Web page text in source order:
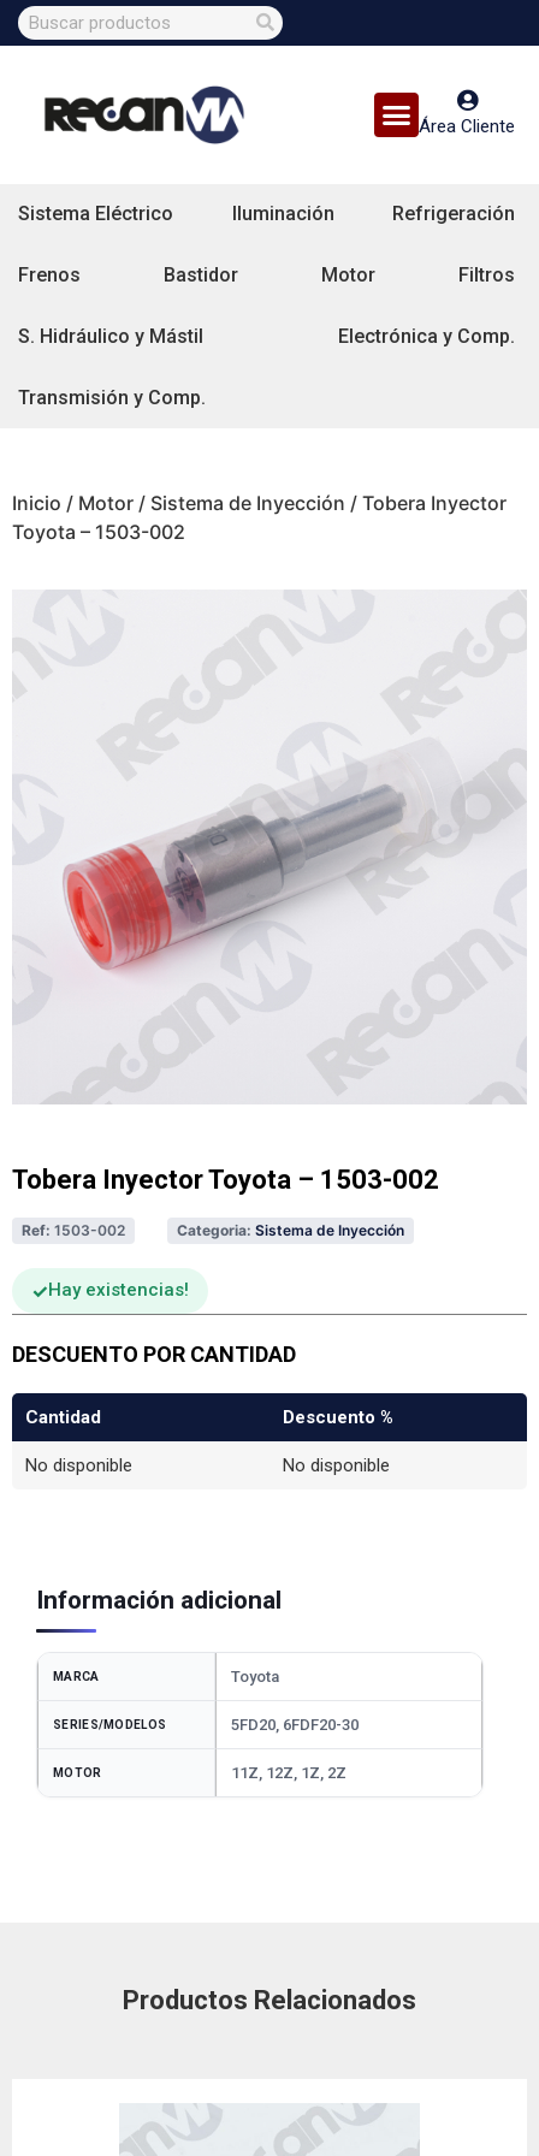
Área Cliente
Sistema Eléctrico Iluminación Refrigeración
Frenos Bastidor Motor Filtros
S. Hidráulico y Mástil Electrónica y Comp.
Transmisión y Comp.
Inicio / Motor / Sistema de Inyección / Tobera Inyector
Toyota – 1503-002
Tobera Inyector Toyota – 1503-002
Ref: 1503-002 Categoria: Sistema de Inyección
Hay existencias
DESCUENTO POR CANTIDAD
Cantidad Descuento %
No disponible No disponible
Información adicional
MARCA Toyota
SERIES/MODELOS 5FD20, 6FDF20-30
MOTOR 11Z, 12Z, 1Z, 2Z
Productos Relacionados